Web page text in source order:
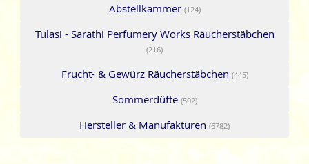
Abstellkammer (124)
Tulasi - Sarathi Perfumery Works Räucherstäbchen
(216)
Frucht- & Gewürz Räucherstäbchen (445)
Sommerdüfte (502)
Hersteller & Manufakturen (6782)